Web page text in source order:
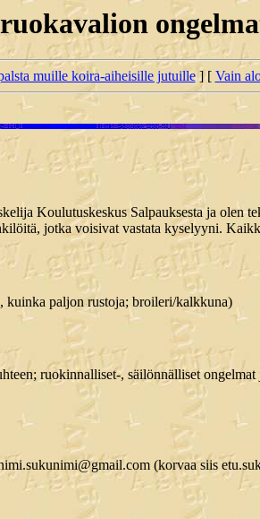
muille koira-aiheisille jutuille] [ Vain
Koulutuskeskus Salpauksesta ja olen
jotka voisivat vastata kyselyyni.
kuinka paljon rustoja; broileri/kalkkuna)
ruokinnalliset-, säilönnälliset ongelmat
(korvaa siis